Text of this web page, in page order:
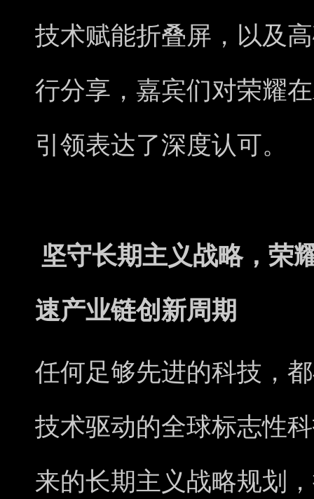
技术赋能折叠屏，以及
行分享，嘉宾们对荣耀
引领表达了深度认可。
坚守长期主义战略，荣
速产业链创新周期
任何足够先进的科技，
技术驱动的全球标志性
来的长期主义战略规划